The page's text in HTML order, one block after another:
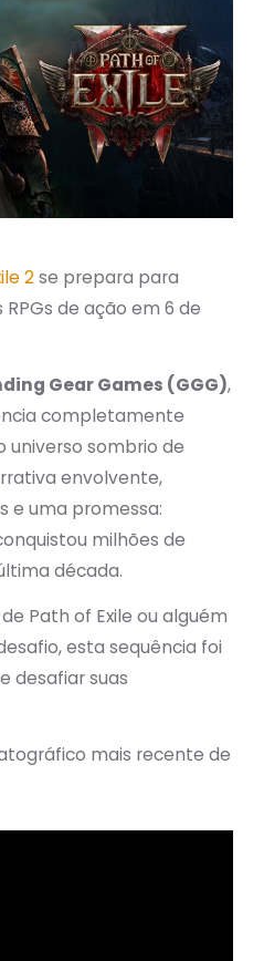
2se prepara para
de ação em 6 de
Gear Games (GGG),
completamente
universo sombrio de
envolvente,
e uma promessa:
milhões de
década.
Path of Exile ou alguém
esta sequência foi
desafiar suas
mais recente de